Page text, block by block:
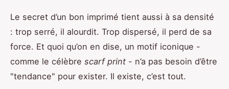
Le secret d’un bon imprimé tient aussi à sa densité
: trop serré, il alourdit. Trop dispersé, il perd de sa
force. Et quoi qu’on en dise, un motif iconique -
comme le célèbre scarf print - n’a pas besoin d’être
"tendance" pour exister. Il existe, c’est tout.